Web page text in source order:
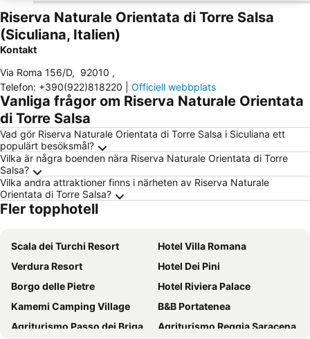
Riserva Naturale Orientata di Torre Salsa
(Siculiana, Italien)
Kontakt
Via Roma 156/D, 92010 ,
Telefon: +390(922)818220 Officiell webbplats
Vanliga frågor om Riserva Naturale Orientata
di Torre Salsa
Vad gör Riserva Naturale Orientata di Torre Salsa i Siculiana ett
populärt besöksmål?
Vilka är några boenden nära Riserva Naturale Orientata di Torre
Salsa?
Vilka andra attraktioner finns i närheten av Riserva Naturale
Orientata di Torre Salsa?
Fler topphotell
Scala dei Turchi Resort
Hotel Villa Romana
Verdura Resort
Hotel Dei Pini
Borgo delle Pietre
Hotel Riviera Palace
Kamemi Camping Village
B&B Portatenea
Agriturismo Passo dei Briganti
Agriturismo Reggia Saracena